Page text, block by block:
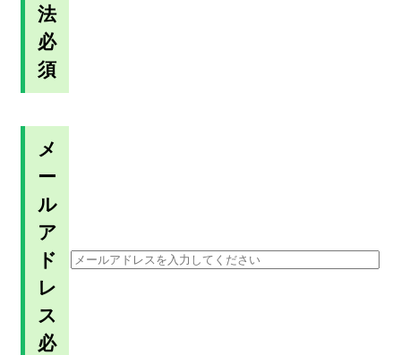
法
必
須
メ
ー
ル
ア
ド
レ
ス
必